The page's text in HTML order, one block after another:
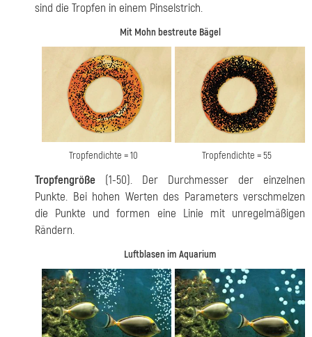
sind die Tropfen in einem Pinselstrich.
Mit Mohn bestreute Bägel
Tropfendichte = 10 Tropfendichte = 55
Tropfengröße (1-50). Der Durchmesser der einzelnen
Punkte. Bei hohen Werten des Parameters verschmelzen
die Punkte und formen eine Linie mit unregelmäßigen
Rändern.
Luftblasen im Aquarium